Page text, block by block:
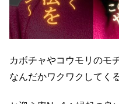
カボチャやコウモリのモ
なんだかワクワクしてく